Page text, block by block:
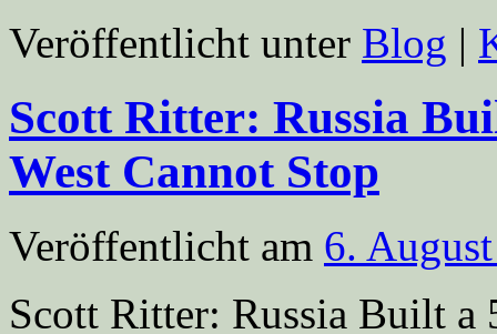
Veröffentlicht unter Blog |
Scott Ritter: Russia
West Cannot Stop
Veröffentlicht am 6.
Scott Ritter: Russia Built a